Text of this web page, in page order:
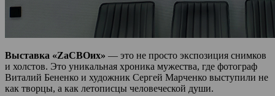
Выставка «ZaСВОих» — это не просто экспозиция снимков
и холстов. Это уникальная хроника мужества, где фотограф
Виталий Бененко и художник Сергей Марченко выступили не
как творцы, а как летописцы человеческой души.